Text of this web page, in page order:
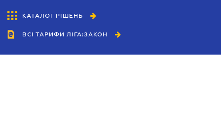
КАТАЛОГ РІШЕНЬ
ВСІ ТАРИФИ ЛІГА:ЗАКОН